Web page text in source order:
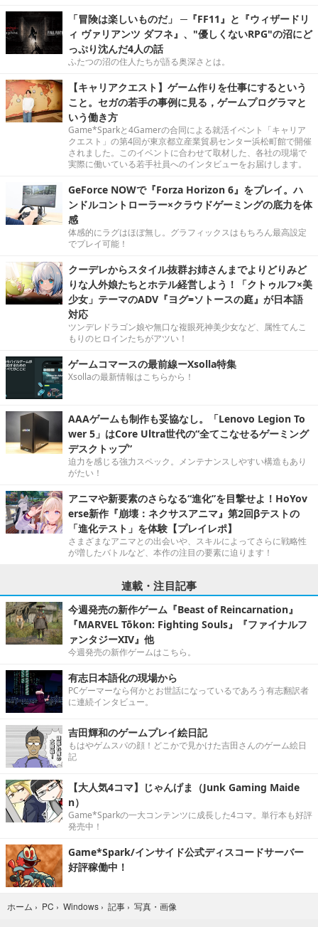
「冒険は楽しいものだ」 ─『FF11』と『ウィザードリ
ィ ヴァリアンツ ダフネ』、"優しくないRPG"の沼にど
っぷり沈んだ4人の話
ふたつの沼の住人たちが語る奥深さとは。
【キャリアクエスト】ゲーム作りを仕事にするという
こと。セガの若手の事例に見る，ゲームプログラマと
いう働き方
Game*Sparkと4Gamerの合同による就活イベント「キャリア
クエスト」の第4回が東京都立産業貿易センター浜松町館で開催
されました。このイベントに合わせて取材した、各社の現場で
実際に働いている若手社員へのインタビューをお届けします。
GeForce NOWで『Forza Horizon 6』をプレイ。ハ
ンドルコントローラー×クラウドゲーミングの底力を体
感
体感的にラグはほぼ無し。グラフィックスはもちろん最高設定
でプレイ可能！
クーデレからスタイル抜群お姉さんまでよりどりみど
りな人外娘たちとホテル経営しよう！「クトゥルフ×美
少女」テーマのADV『ヨグ=ソトースの庭』が日本語
対応
ツンデレドラゴン娘や無口な複眼死神美少女など、属性てんこ
もりのヒロインたちがアツい！
ゲームコマースの最前線ーXsolla特集
Xsollaの最新情報はこちらから！
AAAゲームも制作も妥協なし。「Lenovo Legion To
wer 5」はCore Ultra世代の“全てこなせるゲーミング
デスクトップ”
迫力を感じる強力スペック。メンテナンスしやすい構造もあり
がたい！
アニマや新要素のさらなる“進化”を目撃せよ！HoYov
erse新作『崩壊：ネクサスアニマ』第2回βテストの
「進化テスト」を体験【プレイレポ】
さまざまなアニマとの出会いや、スキルによってさらに戦略性
が増したバトルなど、本作の注目の要素に迫ります！
連載・注目記事
今週発売の新作ゲーム『Beast of Reincarnation』
『MARVEL Tōkon: Fighting Souls』『ファイナルフ
ァンタジーXIV』他
今週発売の新作ゲームはこちら。
有志日本語化の現場から
PCゲーマーなら何かとお世話になっているであろう有志翻訳者
に連続インタビュー。
吉田輝和のゲームプレイ絵日記
もはやゲムスパの顔！どこかで見かけた吉田さんのゲーム絵日
記
【大人気4コマ】じゃんげま（Junk Gaming Maide
n）
Game*Sparkの一大コンテンツに成長した4コマ。単行本も好評
発売中！
Game*Spark/インサイド公式ディスコードサーバー
好評稼働中！
ホーム › PC › Windows › 記事 › 写真・画像